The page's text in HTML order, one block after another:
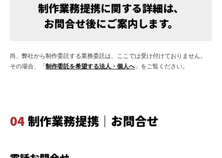
制作業務提携に関する詳細は、
お問合せ後にご案内します。
尚、弊社から制作委託する業務委託は、ここでは受け付けておりません。
その場合、「 制作委託を希望する法人・個人へ」をご覧ください。
04 制作業務提携｜お問合せ